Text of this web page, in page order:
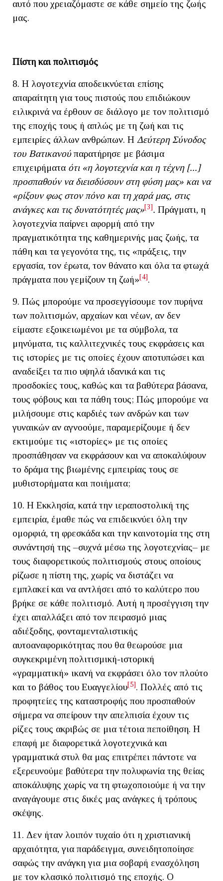
αυτό που χρειαζόμαστε σε κάθε σημείο της ζωής
μας.
Πίστη και πολιτισμός
8. Η λογοτεχνία αποδεικνύεται επίσης
απαραίτητη για τους πιστούς που επιδιώκουν
ειλικρινά να έρθουν σε διάλογο με τον πολιτισμό
της εποχής τους ή απλώς με τη ζωή και τις
εμπειρίες άλλων ανθρώπων. Η Δεύτερη Σύνοδος
του Βατικανού παρατήρησε με βάσιμα
επιχειρήματα ότι «η λογοτεχνία και η τέχνη [...]
προσπαθούν να διεισδύσουν στη φύση μας» και να
«ρίξουν φως στον πόνο και τη χαρά μας, στις
ανάγκες και τις δυνατότητές μας»[3]. Πράγματι, η
λογοτεχνία παίρνει αφορμή από την
πραγματικότητα της καθημερινής μας ζωής, τα
πάθη και τα γεγονότα της, τις «πράξεις, την
εργασία, τον έρωτα, τον θάνατο και όλα τα φτωχά
πράγματα που γεμίζουν τη ζωή»[4].
9. Πώς μπορούμε να προσεγγίσουμε τον πυρήνα
των πολιτισμών, αρχαίων και νέων, αν δεν
είμαστε εξοικειωμένοι με τα σύμβολα, τα
μηνύματα, τις καλλιτεχνικές τους εκφράσεις και
τις ιστορίες με τις οποίες έχουν αποτυπώσει και
αναδείξει τα πιο υψηλά ιδανικά και τις
προσδοκίες τους, καθώς και τα βαθύτερα βάσανα,
τους φόβους και τα πάθη τους; Πώς μπορούμε να
μιλήσουμε στις καρδιές των ανδρών και των
γυναικών αν αγνοούμε, παραμερίζουμε ή δεν
εκτιμούμε τις «ιστορίες» με τις οποίες
προσπάθησαν να εκφράσουν και να αποκαλύψουν
το δράμα της βιωμένης εμπειρίας τους σε
μυθιστορήματα και ποιήματα;
10. Η Εκκλησία, κατά την ιεραποστολική της
εμπειρία, έμαθε πώς να επιδεικνύει όλη την
ομορφιά, τη φρεσκάδα και την καινοτομία της στη
συνάντησή της –συχνά μέσω της λογοτεχνίας– με
τους διαφορετικούς πολιτισμούς στους οποίους
ρίζωσε η πίστη της, χωρίς να διστάζει να
εμπλακεί και να αντλήσει από το καλύτερο που
βρήκε σε κάθε πολιτισμό. Αυτή η προσέγγιση την
έχει απαλλάξει από τον πειρασμό μιας
αδιέξοδης, φονταμενταλιστικής
αυτοαναφορικότητας που θα θεωρούσε μια
συγκεκριμένη πολιτισμική-ιστορική
«γραμματική» ικανή να εκφράσει όλο τον πλούτο
και το βάθος του Ευαγγελίου[5]. Πολλές από τις
προφητείες της καταστροφής που προσπαθούν
σήμερα να σπείρουν την απελπισία έχουν τις
ρίζες τους ακριβώς σε μια τέτοια πεποίθηση. Η
επαφή με διαφορετικά λογοτεχνικά και
γραμματικά στυλ θα μας επιτρέπει πάντοτε να
εξερευνούμε βαθύτερα την πολυφωνία της θείας
αποκάλυψης χωρίς να τη φτωχοποιούμε ή να την
αναγάγουμε στις δικές μας ανάγκες ή τρόπους
σκέψης.
11. Δεν ήταν λοιπόν τυχαίο ότι η χριστιανική
αρχαιότητα, για παράδειγμα, συνειδητοποίησε
σαφώς την ανάγκη για μια σοβαρή ενασχόληση
με τον κλασικό πολιτισμό της εποχής. Ο